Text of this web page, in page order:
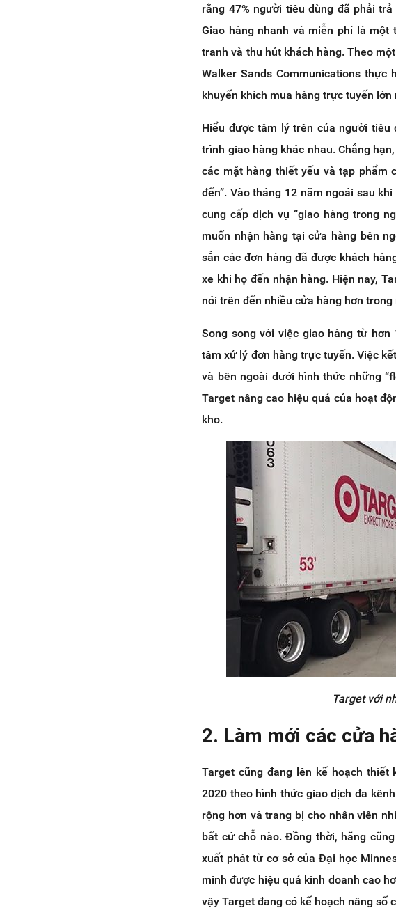
rằng 47% người tiêu dùng đã phải
Giao hàng nhanh và miễn phí là
tranh và thu hút khách hàng. Theo
Walker Sands Communications
khuyến khích mua hàng trực tuyến lớn
Hiểu được tâm lý trên của người tiêu
trình giao hàng khác nhau. Chẳng
các mặt hàng thiết yếu và tạp phẩm
đến”. Vào tháng 12 năm ngoái sau
cung cấp dịch vụ “giao hàng trong
muốn nhận hàng tại cửa hàng bên
sẵn các đơn hàng đã được khách
xe khi họ đến nhận hàng. Hiện nay,
nói trên đến nhiều cửa hàng hơn trong
Song song với việc giao hàng từ
tâm xử lý đơn hàng trực tuyến. Việc
và bên ngoài dưới hình thức những
Target nâng cao hiệu quả của hoạt
kho.
Target với
2. Làm mới các cửa
Target cũng đang lên kế hoạch
2020 theo hình thức giao dịch đa
rộng hơn và trang bị cho nhân viên
bất cứ chỗ nào. Đồng thời, hãng
xuất phát từ cơ sở của Đại học
minh được hiệu quả kinh doanh cao
vậy Target đang có kế hoạch nâng số